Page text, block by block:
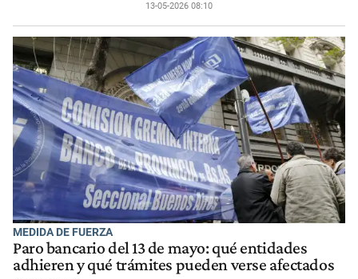
13-05-2026 08:10
MEDIDA DE FUERZA
Paro bancario del 13 de mayo: qué entidades
adhieren y qué trámites pueden verse afectados